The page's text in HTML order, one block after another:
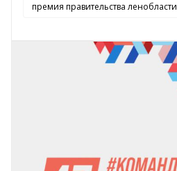
премия правительства ленобласти